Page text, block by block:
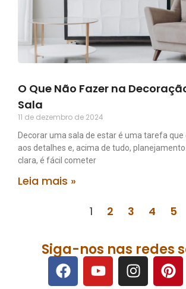
O Que Não Fazer na
Sala
11 de dezembro de 2024
Decorar uma sala de estar é uma tarefa que
aos detalhes e, acima de tudo,
clara, é fácil cometer
Leia mais »
1 2 3 4 5
Siga-nos nas redes